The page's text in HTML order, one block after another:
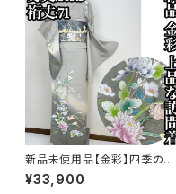
新品未使用品【金彩】四季の
花々 訪問着 正絹 袷 ガード加
工済s763
¥33,900